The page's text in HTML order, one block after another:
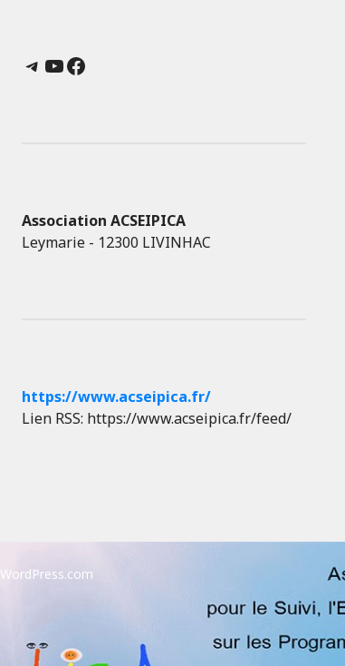
Telegram
YouTube
Facebook
Association ACSEIPICA
Leymarie - 12300 LIVINHAC
https://www.acseipica.fr/
Lien RSS: https://www.acseipica.fr/feed/
WordPress.com